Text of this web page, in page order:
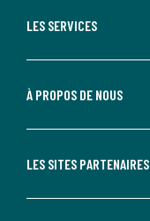
LES SERVICES
À PROPOS DE NOUS
LES SITES PARTENAIRES